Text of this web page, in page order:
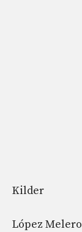
Kilder
López